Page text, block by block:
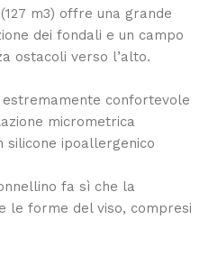
m3) offre una grande
dei fondali e un campo
ostacoli verso l’alto.
estremamente confortevole
micrometrica
silicone ipoallergenico
fa sì che la
le forme del viso, compresi